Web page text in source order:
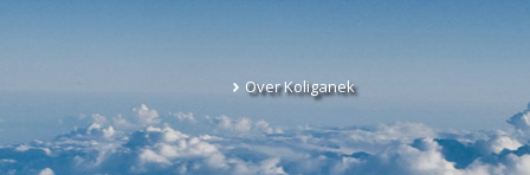
Over Koliganek